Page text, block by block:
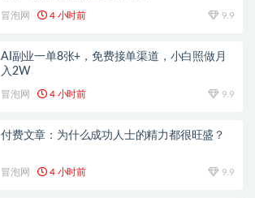
冒泡网 4 小时前 9.9
AI副业一单8张+，免费接单渠道，小白照做月
入2W
冒泡网 4 小时前 9.9
付费文章：为什么成功人士的精力都很旺盛？
冒泡网 4 小时前 9.9